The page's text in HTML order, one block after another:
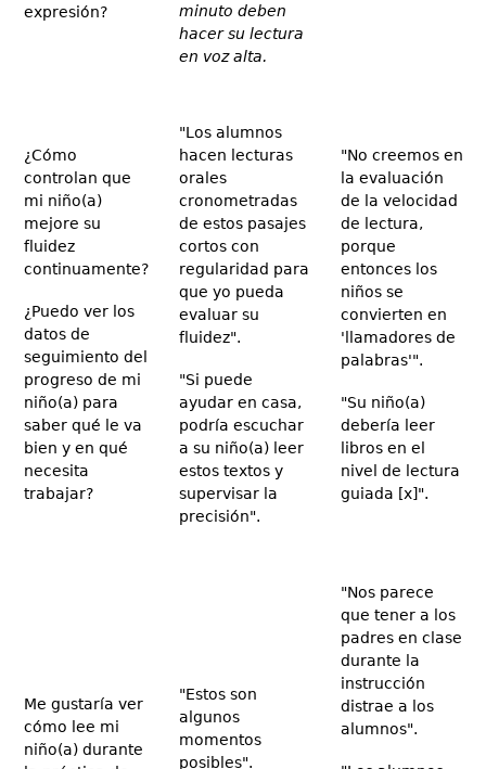
expresión?
minuto deben
hacer su lectura
en voz alta.
¿Cómo
controlan que
mi niño(a)
mejore su
fluidez
continuamente?
¿Puedo ver los
datos de
seguimiento del
progreso de mi
niño(a) para
saber qué le va
bien y en qué
necesita
trabajar?
"Los alumnos
hacen lecturas
orales
cronometradas
de estos pasajes
cortos con
regularidad para
que yo pueda
evaluar su
fluidez".
"Si puede
ayudar en casa,
podría escuchar
a su niño(a) leer
estos textos y
supervisar la
precisión".
"No creemos en
la evaluación
de la velocidad
de lectura,
porque
entonces los
niños se
convierten en
'llamadores de
palabras'".
"Su niño(a)
debería leer
libros en el
nivel de lectura
guiada [x]".
Me gustaría ver
cómo lee mi
niño(a) durante
"Estos son
algunos
momentos
posibles".
"Nos parece
que tener a los
padres en clase
durante la
instrucción
distrae a los
alumnos".